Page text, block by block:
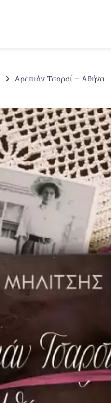
Αραπιάν Τσαρσί – Αθήνα